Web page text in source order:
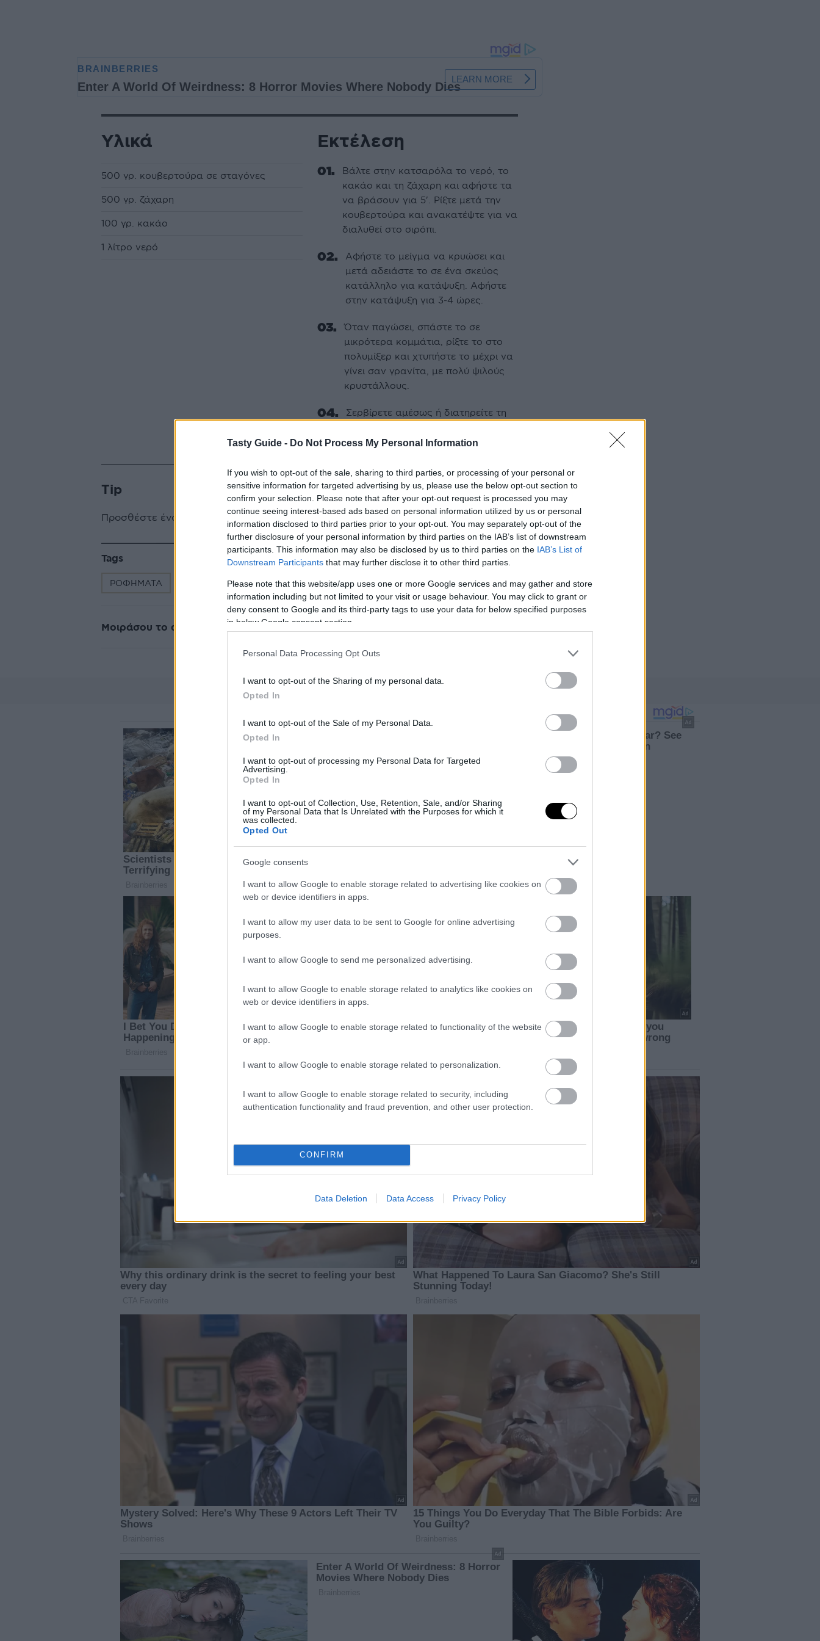
Tasty Guide - Do Not Process My Personal Information
If you wish to opt-out of the sale, sharing to third parties, or processing of your personal or
sensitive information for targeted advertising by us, please use the below opt-out section to
confirm your selection. Please note that after your opt-out request is processed you may
continue seeing interest-based ads based on personal information utilized by us or personal
information disclosed to third parties prior to your opt-out. You may separately opt-out of the
further disclosure of your personal information by third parties on the IAB’s list of downstream
participants. This information may also be disclosed by us to third parties on the IAB’s List of
Downstream Participants that may further disclose it to other third parties.
Please note that this website/app uses one or more Google services and may gather and store
information including but not limited to your visit or usage behaviour. You may click to grant or
deny consent to Google and its third-party tags to use your data for below specified purposes
in below Google consent section.
Personal Data Processing Opt Outs
I want to opt-out of the Sharing of my personal data.
Opted In
I want to opt-out of the Sale of my Personal Data.
Opted In
I want to opt-out of processing my Personal Data for Targeted
Advertising.
Opted In
I want to opt-out of Collection, Use, Retention, Sale, and/or Sharing
of my Personal Data that Is Unrelated with the Purposes for which it
was collected.
Opted Out
Google consents
I want to allow Google to enable storage related to advertising like cookies on
web or device identifiers in apps.
I want to allow my user data to be sent to Google for online advertising
purposes.
I want to allow Google to send me personalized advertising.
I want to allow Google to enable storage related to analytics like cookies on
web or device identifiers in apps.
I want to allow Google to enable storage related to functionality of the website
or app.
I want to allow Google to enable storage related to personalization.
I want to allow Google to enable storage related to security, including
authentication functionality and fraud prevention, and other user protection.
CONFIRM
Data Deletion Data Access Privacy Policy
Υλικά
500 γρ. κουβερτούρα σε σταγόνες
500 γρ. ζάχαρη
100 γρ. κακάο
1 λίτρο νερό
Εκτέλεση
Βάλτε στην κατσαρόλα το νερό, το
κακάο και τη ζάχαρη και αφήστε τα
να βράσουν για 5'. Ρίξτε μετά την
κουβερτούρα και ανακατέψτε για να
διαλυθεί στο σιρόπι.
Αφήστε το μείγμα να κρυώσει και
μετά αδειάστε το σε ένα σκεύος
κατάλληλο για κατάψυξη. Αφήστε
στην κατάψυξη για 3-4 ώρες.
Όταν παγώσει, σπάστε το σε
μικρότερα κομμάτια, ρίξτε το στο
πολυμίξερ και χτυπήστε το μέχρι να
γίνει σαν γρανίτα, με πολύ ψιλούς
κρυστάλλους.
Σερβίρετε αμέσως ή διατηρείτε τη
τροφίμων.
Tip
Προσθέστε ένα μικρό φλιτζάνι δυνατού καφέ για έξτρα άρωμα και γεύση.
Tags
ΡΟΦΗΜΑΤΑ ΓΛΥΚΑ - ΨΥΓΕΙΟΥ ΓΡΑΝΙΤΕΣ
Μοιράσου το άρθρο